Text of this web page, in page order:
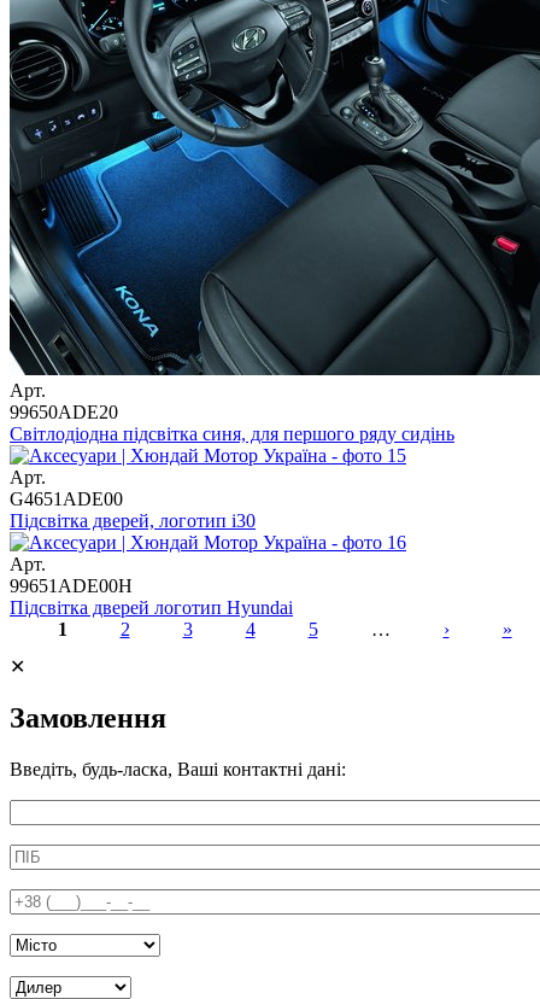
Арт.
99650ADE20
Світлодіодна підсвітка синя, для першого ряду сидінь
Арт.
G4651ADE00
Підсвітка дверей, логотип i30
Арт.
99651ADE00H
Підсвітка дверей логотип Hyundai
Сторінки
1 2 3 4 5 … ›
»
✕
Замовлення
Введіть, будь-ласка, Ваші контактні дані:
ПІБ
Телефон
Місто
Дилер Київ *